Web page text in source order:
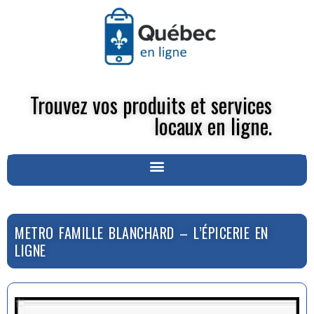
Trouvez vos produits et services
locaux en ligne.
METRO FAMILLE BLANCHARD – L’ÉPICERIE EN
LIGNE